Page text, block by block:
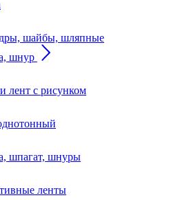
шайбы, шляпные
шнур
лент с рисунком
шпагат, шнуры
ленты